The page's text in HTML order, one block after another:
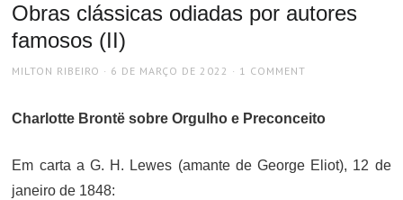
Obras clássicas odiadas por autores
famosos (II)
AUTHOR
MILTON RIBEIRO
POSTED
6 DE MARÇO DE 2022 1 COMMENT
Charlotte Brontë sobre Orgulho e Preconceito
Em carta a G. H. Lewes (amante de George Eliot), 12 de
janeiro de 1848: